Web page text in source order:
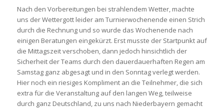
Nach den Vorbereitungen bei strahlendem Wetter, machte
uns der Wettergott leider am Turnierwochenende einen Strich
durch die Rechnung und so wurde das Wochenende nach
einigen Beratungen eingekürzt. Erst musste der Startpunkt auf
die Mittagszeit verschoben, dann jedoch hinsichtlich der
Sicherheit der Teams durch den dauerdauerhaften Regen am
Samstag ganz abgesagt und in den Sonntag verlegt werden.
Hier noch ein riesiges Kompliment an die Teilnehmer, die sich
extra für die Veranstaltung auf den langen Weg, teilweise
durch ganz Deutschland, zu uns nach Niederbayern gemacht